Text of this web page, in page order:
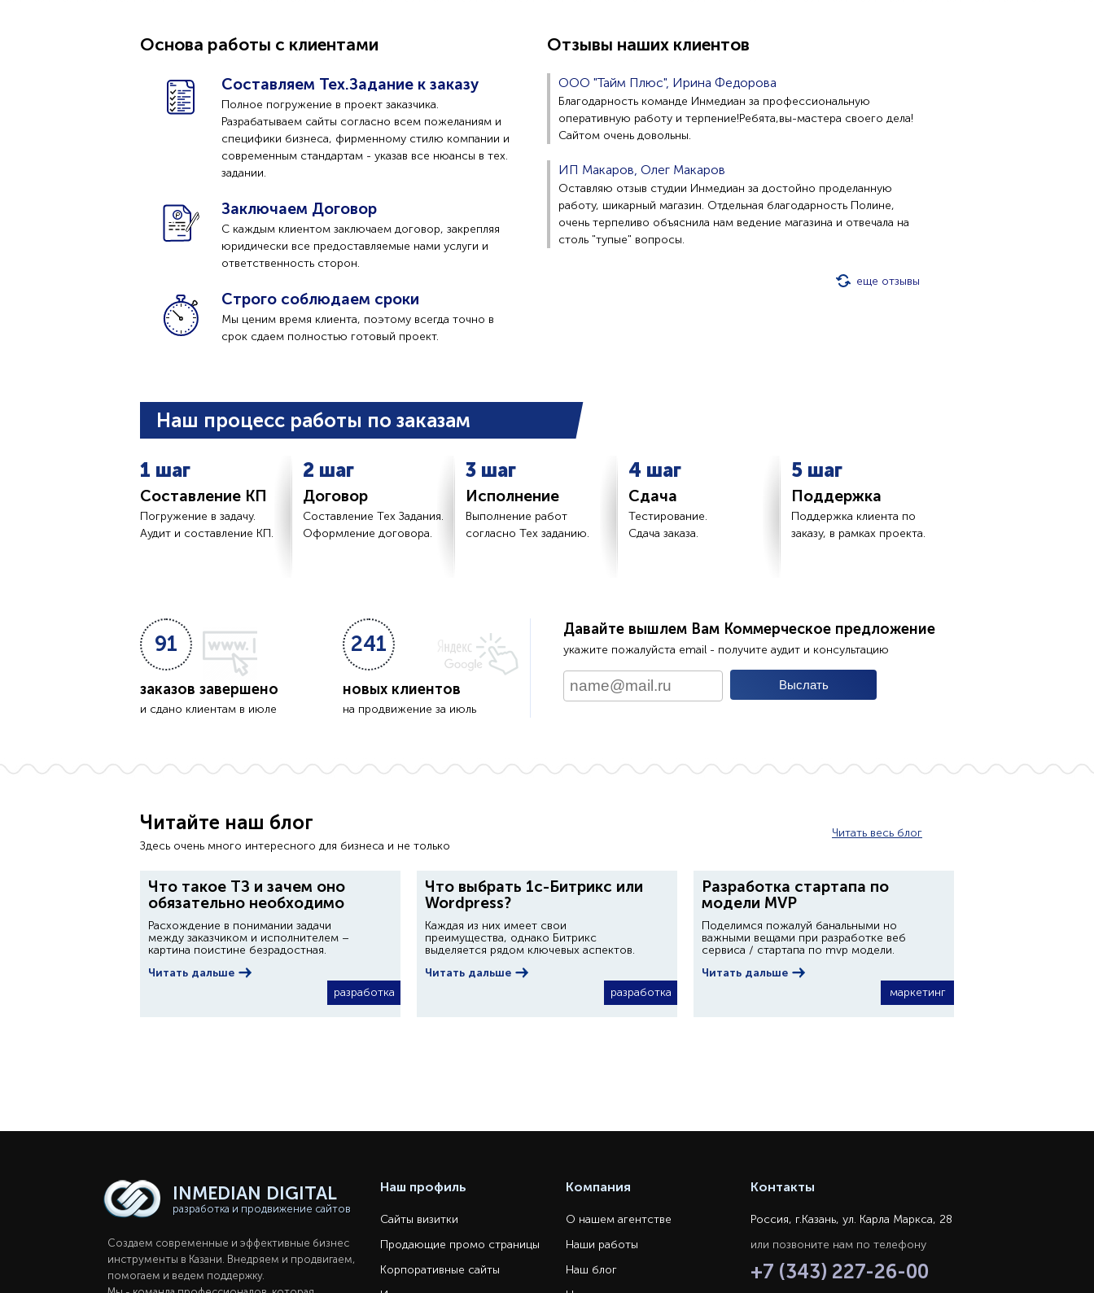
Основа работы с клиентами
Составляем Тех.Задание к заказу
Полное погружение в проект заказчика.
Разрабатываем сайты согласно всем пожеланиям и
специфики бизнеса, фирменному стилю компании и
современным стандартам - указав все нюансы в тех.
задании.
Заключаем Договор
С каждым клиентом заключаем договор, закрепляя
юридически все предоставляемые нами услуги и
ответственность сторон.
Строго соблюдаем сроки
Мы ценим время клиента, поэтому всегда точно в
срок сдаем полностью готовый проект.
Отзывы наших клиентов
ООО "Тайм Плюс", Ирина Федорова
Благодарность команде Инмедиан за профессиональную
оперативную работу и терпение!Ребята,вы-мастера своего дела!
Сайтом очень довольны.
ИП Макаров, Олег Макаров
Оставляю отзыв студии Инмедиан за достойно проделанную
работу, шикарный магазин. Отдельная благодарность Полине,
очень терпеливо объяснила нам ведение магазина и отвечала на
столь "тупые" вопросы.
еще отзывы
Наш процесс работы по заказам
1 шаг
Составление КП
Погружение в задачу.
Аудит и составление КП.
2 шаг
Договор
Составление Тех Задания.
Оформление договора.
3 шаг
Исполнение
Выполнение работ
согласно Тех заданию.
4 шаг
Сдача
Тестирование.
Сдача заказа.
5 шаг
Поддержка
Поддержка клиента по
заказу, в рамках проекта.
91
заказов завершено
и сдано клиентам в июле
241
новых клиентов
на продвижение за июль
Давайте вышлем Вам Коммерческое предложение
укажите пожалуйста email - получите аудит и консультацию
Читать весь блог
Читайте наш блог
Здесь очень много интересного для бизнеса и не только
Что такое ТЗ и зачем оно
обязательно необходимо
Расхождение в понимании задачи
между заказчиком и исполнителем –
картина поистине безрадостная.
Читать дальше
разработка
Что выбрать 1с-Битрикс или
Wordpress?
Каждая из них имеет свои
преимущества, однако Битрикс
выделяется рядом ключевых аспектов.
Читать дальше
разработка
Разработка стартапа по
модели MVP
Поделимся пожалуй банальными но
важными вещами при разработке веб
сервиса / стартапа по mvp модели.
Читать дальше
маркетинг
INMEDIAN DIGITAL
разработка и продвижение сайтов
Создаем современные и эффективные бизнес
инструменты в Казани. Внедряем и продвигаем,
помогаем и ведем поддержку.
Наш профиль
Сайты визитки
Продающие промо страницы
Корпоративные сайты
Компания
О нашем агентстве
Наши работы
Наш блог
Контакты
Россия, г.Казань, ул. Карла Маркса, 28
или позвоните нам по телефону
+7 (343) 227-26-00